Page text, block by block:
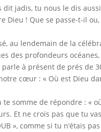
dit jadis, tu nous le dis
Dieu ! Que se passe-t-il
au lendemain de la
des profondeurs
à présent de prés de
cœur : « Où est Dieu
te somme de répondre : «
Et ne crois pas que tu
», comme si tu n’étais